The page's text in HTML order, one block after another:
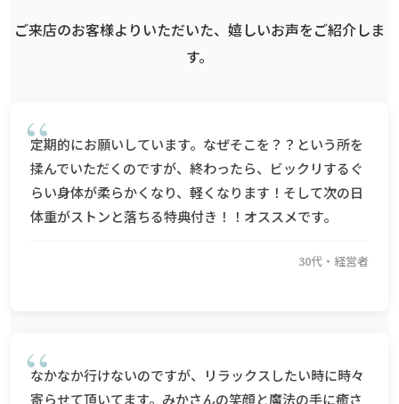
ご来店のお客様よりいただいた、嬉しいお声をご紹介しま
す。
定期的にお願いしています。なぜそこを？？という所を
揉んでいただくのですが、終わったら、ビックリするぐ
らい身体が柔らかくなり、軽くなります！そして次の日
体重がストンと落ちる特典付き！！オススメです。
30代・経営者
なかなか行けないのですが、リラックスしたい時に時々
寄らせて頂いてます。みかさんの笑顔と魔法の手に癒さ